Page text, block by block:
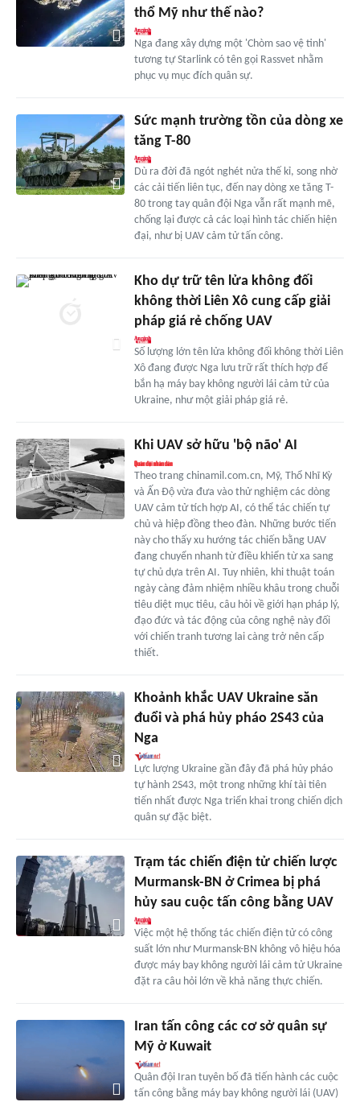
thổ Mỹ như thế nào?
Nga đang xây dựng một 'Chòm sao vệ tinh'
tương tự Starlink có tên gọi Rassvet nhằm
phục vụ mục đích quân sự.
Sức mạnh trường tồn của dòng xe
tăng T-80
Dù ra đời đã ngót nghét nửa thế kỉ, song nhờ
các cải tiến liên tục, đến nay dòng xe tăng T-
80 trong tay quân đội Nga vẫn rất mạnh mẽ,
chống lại được cả các loại hình tác chiến hiện
đại, như bị UAV cảm tử tấn công.
Kho dự trữ tên lửa không đối
không thời Liên Xô cung cấp giải
pháp giá rẻ chống UAV
Số lượng lớn tên lửa không đối không thời Liên
Xô đang được Nga lưu trữ rất thích hợp để
bắn hạ máy bay không người lái cảm tử của
Ukraine, như một giải pháp giá rẻ.
Khi UAV sở hữu 'bộ não' AI
Theo trang chinamil.com.cn, Mỹ, Thổ Nhĩ Kỳ
và Ấn Độ vừa đưa vào thử nghiệm các dòng
UAV cảm tử tích hợp AI, có thể tác chiến tự
chủ và hiệp đồng theo đàn. Những bước tiến
này cho thấy xu hướng tác chiến bằng UAV
đang chuyển nhanh từ điều khiển từ xa sang
tự chủ dựa trên AI. Tuy nhiên, khi thuật toán
ngày càng đảm nhiệm nhiều khâu trong chuỗi
tiêu diệt mục tiêu, câu hỏi về giới hạn pháp lý,
đạo đức và tác động của công nghệ này đối
với chiến tranh tương lai càng trở nên cấp
thiết.
Khoảnh khắc UAV Ukraine săn
đuổi và phá hủy pháo 2S43 của
Nga
Lực lượng Ukraine gần đây đã phá hủy pháo
tự hành 2S43, một trong những khí tài tiên
tiến nhất được Nga triển khai trong chiến dịch
quân sự đặc biệt.
Trạm tác chiến điện tử chiến lược
Murmansk-BN ở Crimea bị phá
hủy sau cuộc tấn công bằng UAV
Việc một hệ thống tác chiến điện tử có công
suất lớn như Murmansk-BN không vô hiệu hóa
được máy bay không người lái cảm tử Ukraine
đặt ra câu hỏi lớn về khả năng thực chiến.
Iran tấn công các cơ sở quân sự
Mỹ ở Kuwait
Quân đội Iran tuyên bố đã tiến hành các cuộc
tấn công bằng máy bay không người lái (UAV)